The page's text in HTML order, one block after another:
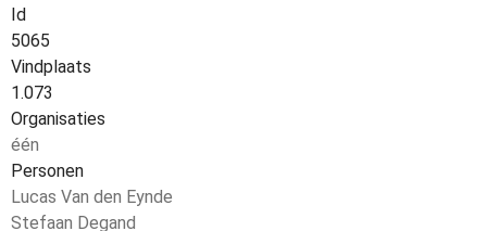
Id
5065
Vindplaats
1.073
Organisaties
één
Personen
Lucas Van den Eynde
Stefaan Degand